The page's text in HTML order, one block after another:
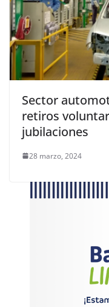
Sector
retiros
jubilaciones
28 marzo, 2024